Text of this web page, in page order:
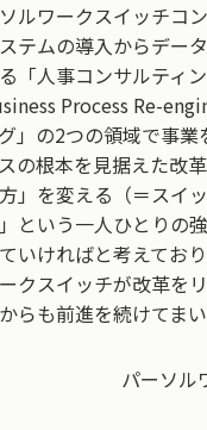
ルワークスイッチコ
テムの導入からデー
「人事コンサルティ
Process Re-
」の2つの領域で事
の根本を見据えた改
方」を変える（＝スイ
という一人ひとりの
いければと考えてお
クスイッチが改革を
らも前進を続けてまい
パーソル